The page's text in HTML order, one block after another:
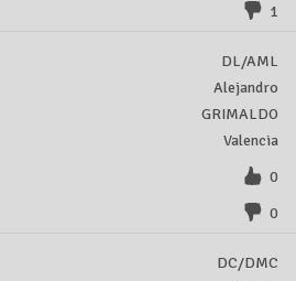
1
DL/AML
Alejandro
GRIMALDO
Valencia
0
0
DC/DMC